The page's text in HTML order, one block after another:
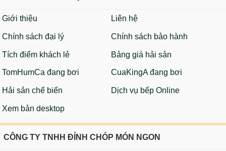
Giới thiệu Liên hệ
Chính sách đại lý Chính sách bảo hành
Tích điểm khách lẻ Bảng giá hải sản
TomHumCa đang bơi CuaKingA đang bơi
Hải sản chế biến Dịch vụ bếp Online
Xem bản desktop
CÔNG TY TNHH ĐỈNH CHÓP MÓN NGON